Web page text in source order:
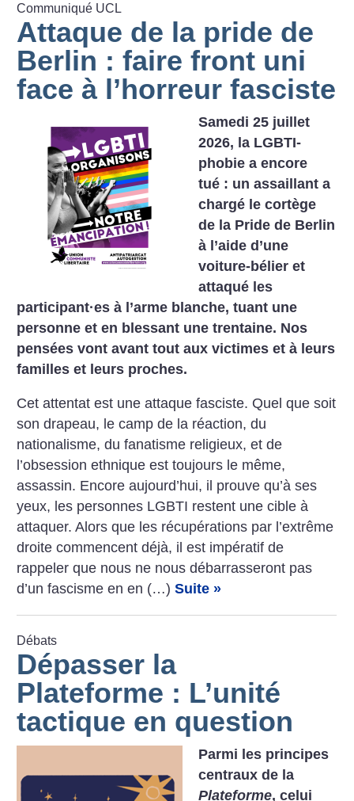
Communiqué UCL
Attaque de la pride de
Berlin : faire front uni
face à l’horreur fasciste
Samedi 25 juillet
2026, la LGBTI-
phobie a encore
tué : un assaillant a
chargé le cortège
de la Pride de Berlin
à l’aide d’une
voiture-bélier et
attaqué les
participant·es à l’arme blanche, tuant une
personne et en blessant une trentaine. Nos
pensées vont avant tout aux victimes et à leurs
familles et leurs proches.
Cet attentat est une attaque fasciste. Quel que soit
son drapeau, le camp de la réaction, du
nationalisme, du fanatisme religieux, et de
l’obsession ethnique est toujours le même,
assassin. Encore aujourd’hui, il prouve qu’à ses
yeux, les personnes LGBTI restent une cible à
attaquer. Alors que les récupérations par l’extrême
droite commencent déjà, il est impératif de
rappeler que nous ne nous débarrasseront pas
d’un fascisme en en (…)Suite »
Débats
Dépasser la
Plateforme : L’unité
tactique en question
Parmi les principes
centraux de la
Plateforme, celui